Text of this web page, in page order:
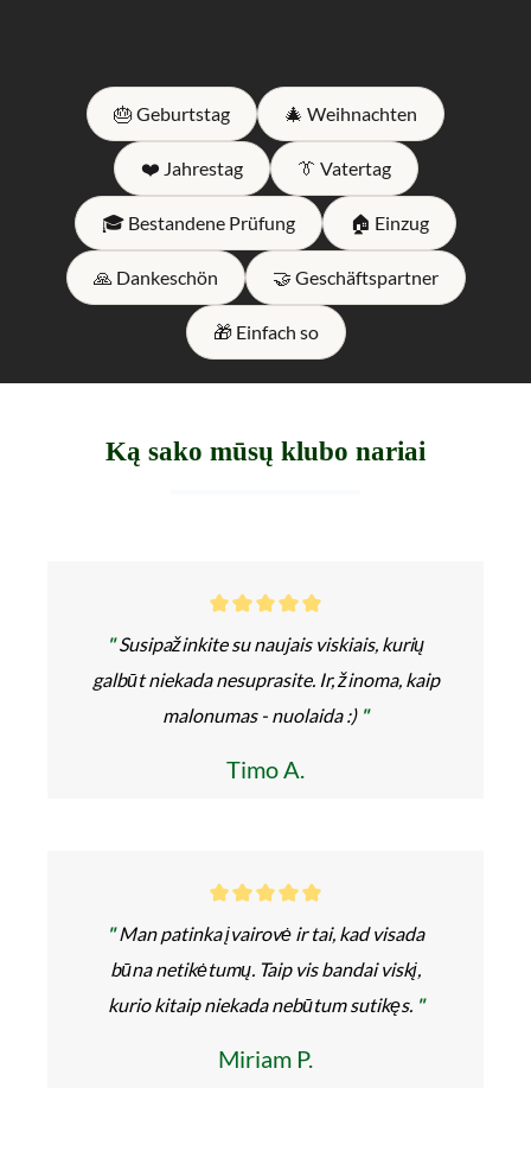
🎂 Geburtstag 🎄 Weihnachten
❤️ Jahrestag 👔 Vatertag
🎓 Bestandene Prüfung 🏠 Einzug
🙏 Dankeschön 🤝 Geschäftspartner
🎁 Einfach so
Ką sako mūsų klubo nariai
"Susipažinkite su naujais viskiais, kurių
galbūt niekada nesuprasite. Ir, žinoma, kaip
malonumas - nuolaida :) "
Timo A.
"Man patinka įvairovė ir tai, kad visada
būna netikėtumų. Taip vis bandai viskį,
kurio kitaip niekada nebūtum sutikęs. "
Miriam P.